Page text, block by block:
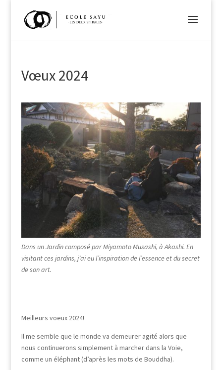
Vœux 2024
Dans un Jardin composé par Miyamoto Musashi, à Akashi. En
visitant ces jardins, j’ai eu l’inspiration de l’essence et du secret
de son art.
Meilleurs voeux 2024!
Il me semble que le monde va demeurer agité alors que
nous continuerons simplement à marcher dans la Voie,
comme un éléphant (d’après les mots de Bouddha).